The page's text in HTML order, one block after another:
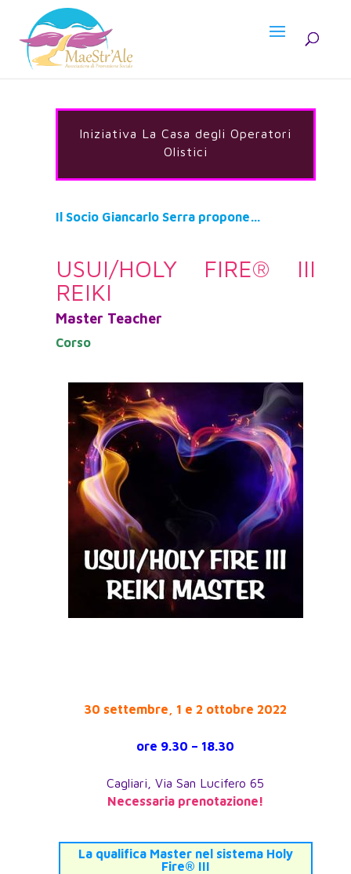
Iniziativa La Casa degli Operatori
Olistici
Il Socio Giancarlo Serra propone…
USUI/HOLY FIRE® III
REIKI
Master Teacher
Corso
30 settembre, 1 e 2 ottobre 2022
ore 9.30 – 18.30
Cagliari, Via San Lucifero 65
Necessaria prenotazione!
La qualifica Master nel sistema Holy
Fire® III